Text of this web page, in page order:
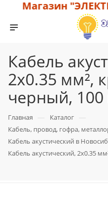
Магазин
Кабель
2х0.35 мм²,
черный, 100
Главная — Каталог —
Кабель, провод, гофра,
Кабель акустический в
Кабель акустический, 2х0.35